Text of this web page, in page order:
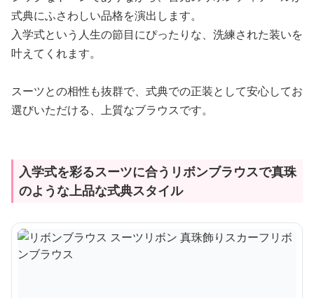
式典にふさわしい品格を演出します。
入学式という人生の節目にぴったりな、洗練された装いを
叶えてくれます。
スーツとの相性も抜群で、式典での正装として安心してお
選びいただける、上質なブラウスです。
入学式を彩るスーツに合うリボンブラウスで真珠
のような上品な式典スタイル